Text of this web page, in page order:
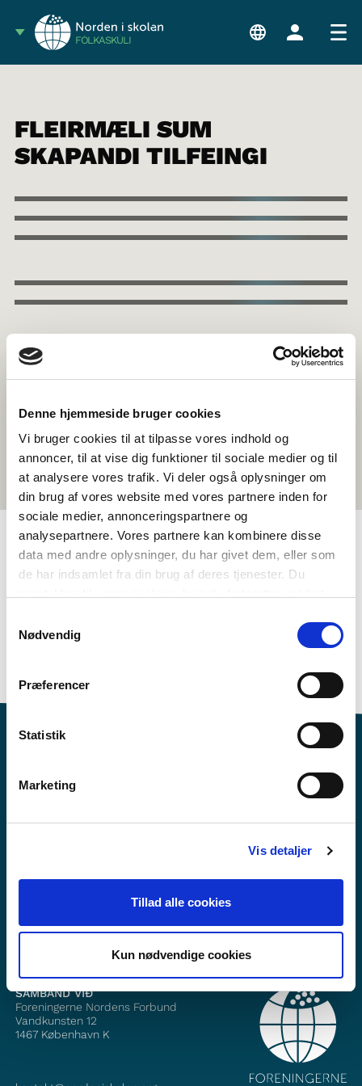
Denne hjemmeside bruger cookies
Vi bruger cookies til at tilpasse vores indhold og
annoncer, til at vise dig funktioner til sociale medier og til
at analysere vores trafik. Vi deler også oplysninger om
din brug af vores website med vores partnere inden for
sociale medier, annonceringspartnere og
analysepartnere. Vores partnere kan kombinere disse
data med andre oplysninger, du har givet dem, eller som
de har indsamlet fra din brug af deres tjenester. Du
Nødvendig
Præferencer
Statistik
Marketing
Vis detaljer
Tillad alle cookies
Kun nødvendige cookies
FÓLKASKÚLI
Mál Uppskot til ítriv
Tónleikur
Málfatan – tala (DA, NO, SV)
FLEIRMÆLI SUM
SKAPANDI TILFEINGI
Fylg okkum á Faebook
SAMBAND VIÐ
Foreningerne Nordens Forbund
Vandkunsten 12
1467 København K